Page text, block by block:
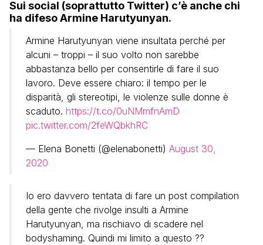
Sui social (soprattutto Twitter) c’è anche chi
ha difeso Armine Harutyunyan.
Armine Harutyunyan viene insultata perché per
alcuni – troppi – il suo volto non sarebbe
abbastanza bello per consentirle di fare il suo
lavoro. Deve essere chiaro: il tempo per le
disparità, gli stereotipi, le violenze sulle donne è
scaduto. https://t.co/0uNMmfnAmD
pic.twitter.com/2feWQbkhRC
— Elena Bonetti (@elenabonetti) August 30,
2020
Io ero davvero tentata di fare un post compilation
della gente che rivolge insulti a Armine
Harutyunyan, ma rischiavo di scadere nel
bodyshaming. Quindi mi limito a questo ??